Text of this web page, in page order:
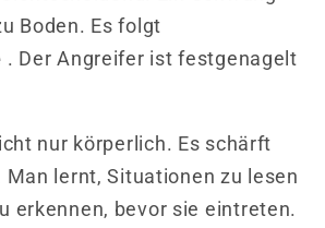
Boden. Es folgt
. Der Angreifer ist festgenagelt
nur körperlich. Es schärft
Man lernt, Situationen zu lesen
erkennen, bevor sie eintreten.